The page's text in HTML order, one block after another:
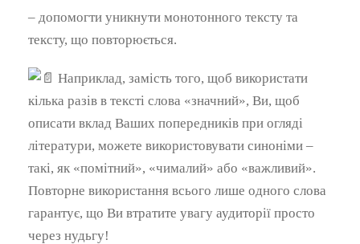
– допомогти уникнути монотонного тексту та
тексту, що повторюється.
Наприклад, замість того, щоб використати
кілька разів в тексті слова «значний», Ви, щоб
описати вклад Ваших попередників при огляді
літератури, можете використовувати синоніми –
такі, як «помітний», «чималий» або «важливий».
Повторне використання всього лише одного слова
гарантує, що Ви втратите увагу аудиторії просто
через нудьгу!